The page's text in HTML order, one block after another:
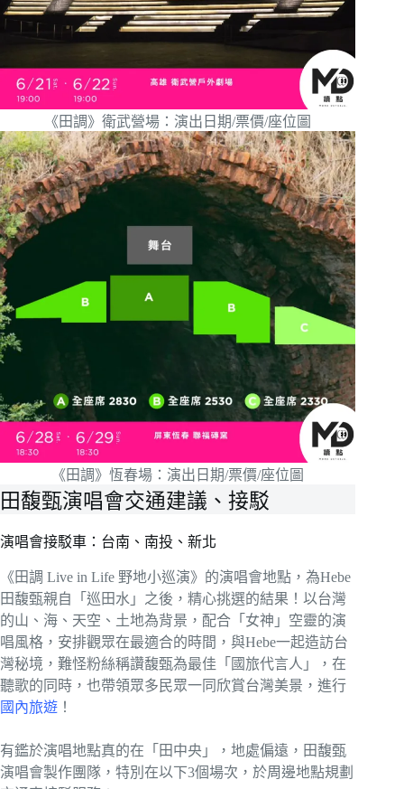
《田調》衛武營場：演出日期/票價/座位圖
《田調》恆春場：演出日期/票價/座位圖
田馥甄演唱會交通建議、接駁
演唱會接駁車：台南、南投、新北
《田調 Live in Life 野地小巡演》的演唱會地點，為Hebe
田馥甄親自「巡田水」之後，精心挑選的結果！以台灣
的山、海、天空、土地為背景，配合「女神」空靈的演
唱風格，安排觀眾在最適合的時間，與Hebe一起造訪台
灣秘境，難怪粉絲稱讚馥甄為最佳「國旅代言人」，在
聽歌的同時，也帶領眾多民眾一同欣賞台灣美景，進行
國內旅遊 ！
有鑑於演唱地點真的在「田中央」，地處偏遠，田馥甄
演唱會製作團隊，特別在以下3個場次，於周邊地點規劃